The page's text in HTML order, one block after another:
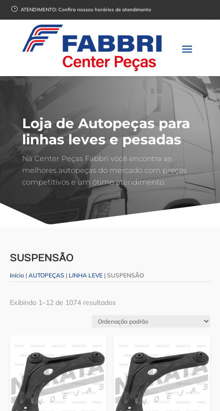
} ATENDIMENTO:Confira nossos horários de atendimento
Loja de Autopeças para
linhas leves e pesadas
Na Center Peças Fabbri você encontra as
melhores autopeças do mercado com preços
competitivos e um ótimo atendimento.
SUSPENSÃO
Início | AUTOPEÇAS | LINHA LEVE | SUSPENSÃO
Exibindo 1–12 de 1074 resultados